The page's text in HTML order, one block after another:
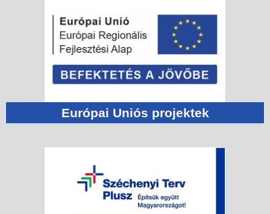
Európai Uniós projektek